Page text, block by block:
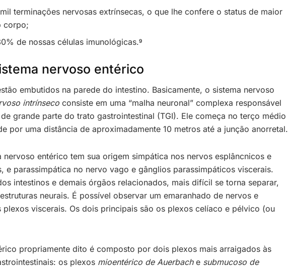
terminações nervosas extrínsecas, o que lhe confere o status de maior
corpo;
de nossas células imunológicas.9
nervoso entérico
embutidos na parede do intestino. Basicamente, o sistema nervoso
intrínseco consiste em uma “malha neuronal” complexa responsável
grande parte do trato gastrointestinal (TGI). Ele começa no terço médio
por uma distância de aproximadamente 10 metros até a junção anorretal.
entérico tem sua origem simpática nos nervos esplâncnicos e
e parassimpática no nervo vago e gânglios parassimpáticos viscerais.
intestinos e demais órgãos relacionados, mais difícil se torna separar,
neurais. É possível observar um emaranhado de nervos e
plexos viscerais. Os dois principais são os plexos celíaco e pélvico (ou
propriamente dito é composto por dois plexos mais arraigados às
os plexos mioentérico de Auerbache submucoso de